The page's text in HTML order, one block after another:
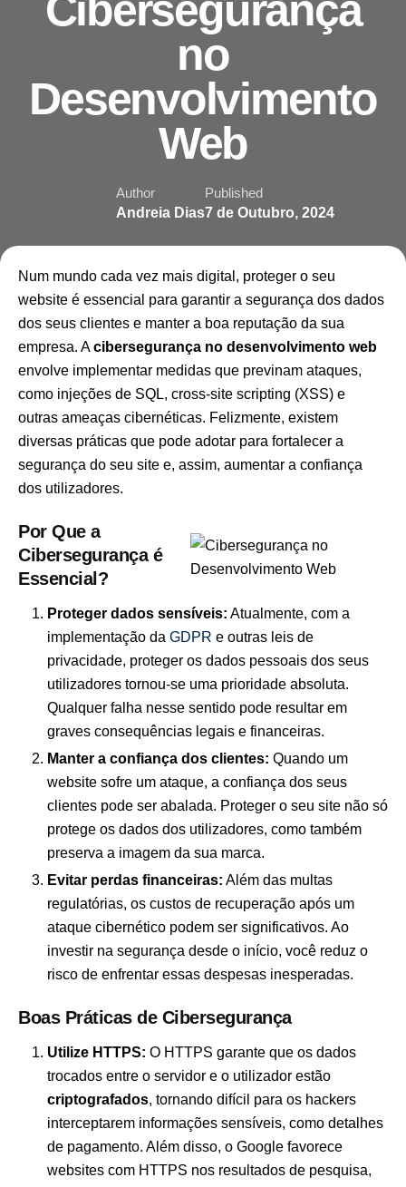
no
Desenvolvimento
Web
Author
Andreia Dias
Published
7 de Outubro, 2024
Num mundo cada vez mais digital, proteger o seu
website é essencial para garantir a segurança dos dados
dos seus clientes e manter a boa reputação da sua
empresa. Acibersegurança no desenvolvimento web
envolve implementar medidas que previnam ataques,
como injeções de SQL, cross-site scripting (XSS) e
outras ameaças cibernéticas. Felizmente, existem
diversas práticas que pode adotar para fortalecer a
segurança do seu site e, assim, aumentar a confiança
dos utilizadores.
Por Que a
Cibersegurança é
Essencial?
Proteger dados sensíveis: Atualmente, com a
implementação da GDPR e outras leis de
privacidade, proteger os dados pessoais dos seus
utilizadores tornou-se uma prioridade absoluta.
Qualquer falha nesse sentido pode resultar em
graves consequências legais e financeiras.
Manter a confiança dos clientes: Quando um
website sofre um ataque, a confiança dos seus
clientes pode ser abalada. Proteger o seu site não só
protege os dados dos utilizadores, como também
preserva a imagem da sua marca.
Evitar perdas financeiras: Além das multas
regulatórias, os custos de recuperação após um
ataque cibernético podem ser significativos. Ao
investir na segurança desde o início, você reduz o
risco de enfrentar essas despesas inesperadas.
Boas Práticas de Cibersegurança
Utilize HTTPS: O HTTPS garante que os dados
trocados entre o servidor e o utilizador estão
criptografados, tornando difícil para os hackers
interceptarem informações sensíveis, como detalhes
de pagamento. Além disso, o Google favorece
websites com HTTPS nos resultados de pesquisa,